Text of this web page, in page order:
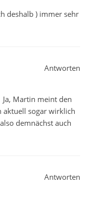
deshalb ) immer sehr
Martin meint den
aktuell sogar wirklich
demnächst auch
Antworten
Antworten